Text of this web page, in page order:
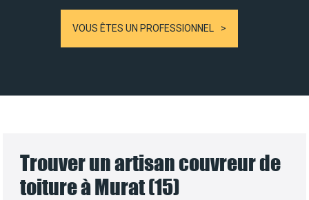
VOUS ÊTES UN PROFESSIONNEL
Trouver un artisan couvreur de
toiture à Murat (15)